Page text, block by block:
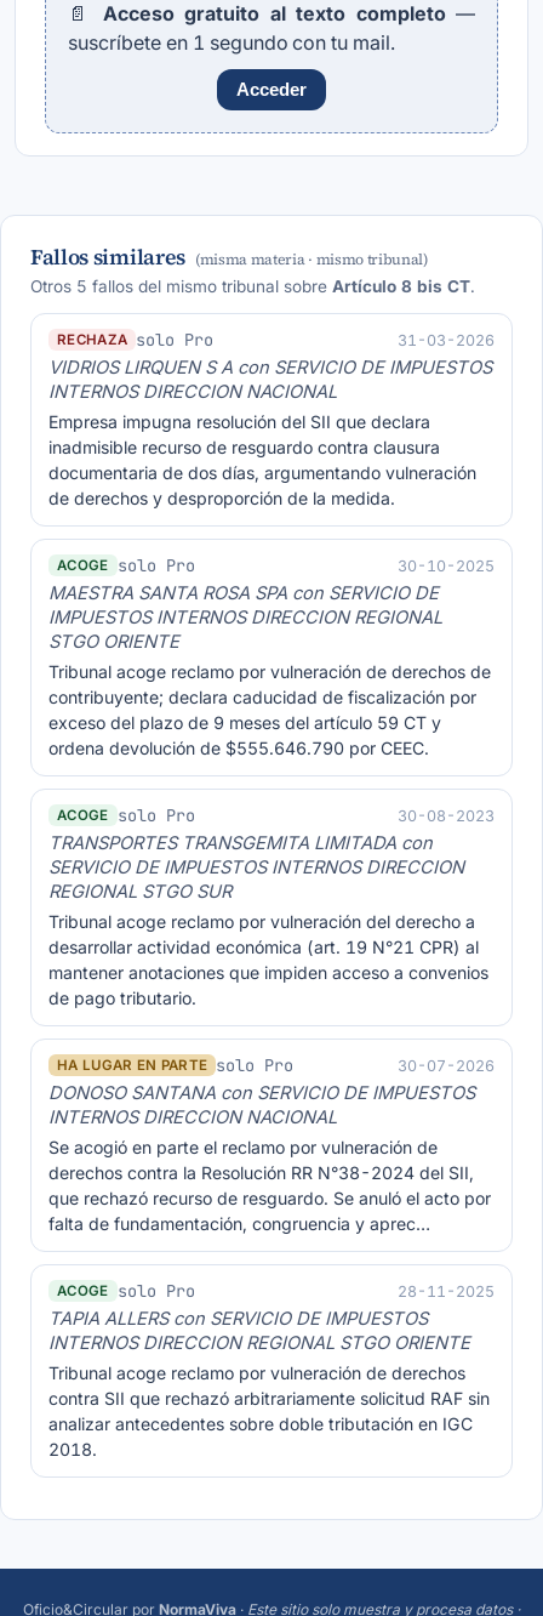
📄 Acceso gratuito al texto completo—
suscríbete en 1 segundo con tu mail.
Acceder
Fallos similares (misma materia · mismo tribunal)
Otros 5 fallos del mismo tribunal sobre Artículo 8 bis CT.
RECHAZA solo Pro 31-03-2026
VIDRIOS LIRQUEN S A con SERVICIO DE IMPUESTOS
INTERNOS DIRECCION NACIONAL
Empresa impugna resolución del SII que declara
inadmisible recurso de resguardo contra clausura
documentaria de dos días, argumentando vulneración
de derechos y desproporción de la medida.
ACOGE solo Pro 30-10-2025
MAESTRA SANTA ROSA SPA con SERVICIO DE
IMPUESTOS INTERNOS DIRECCION REGIONAL
STGO ORIENTE
Tribunal acoge reclamo por vulneración de derechos de
contribuyente; declara caducidad de fiscalización por
exceso del plazo de 9 meses del artículo 59 CT y
ordena devolución de $555.646.790 por CEEC.
ACOGE solo Pro 30-08-2023
TRANSPORTES TRANSGEMITA LIMITADA con
SERVICIO DE IMPUESTOS INTERNOS DIRECCION
REGIONAL STGO SUR
Tribunal acoge reclamo por vulneración del derecho a
desarrollar actividad económica (art. 19 N°21 CPR) al
mantener anotaciones que impiden acceso a convenios
de pago tributario.
HA LUGAR EN PARTE solo Pro 30-07-2026
DONOSO SANTANA con SERVICIO DE IMPUESTOS
INTERNOS DIRECCION NACIONAL
Se acogió en parte el reclamo por vulneración de
derechos contra la Resolución RR N°38-2024 del SII,
que rechazó recurso de resguardo. Se anuló el acto por
falta de fundamentación, congruencia y aprec…
ACOGE solo Pro 28-11-2025
TAPIA ALLERS con SERVICIO DE IMPUESTOS
INTERNOS DIRECCION REGIONAL STGO ORIENTE
Tribunal acoge reclamo por vulneración de derechos
contra SII que rechazó arbitrariamente solicitud RAF sin
analizar antecedentes sobre doble tributación en IGC
2018.
Oficio&Circular por NormaViva · Este sitio solo muestra y procesa datos ·